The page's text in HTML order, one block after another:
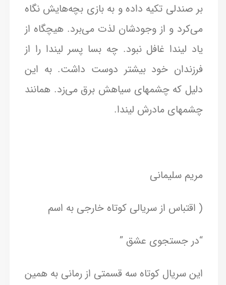
بر صندلی تکیه داده و به بازی بچه‌هایش نگاه
می‌کرد و از وجودشان لذت می‌برد. هیچگاه از
یاد لیندا غافل نبود. چه بسا پسر لیندا را از
فرزندان خود بیشتر دوست داشت. به این
دلیل که چشمهای سیاهش برق می‌زد. همانند
چشمهای مادرش لیندا.
مریم سلیمانی
( اقتباس از سریالی کوتاه خارجی به اسم
“در جستجوی عشق ”
این سریال کوتاه سه قسمتی از رمانی به همین